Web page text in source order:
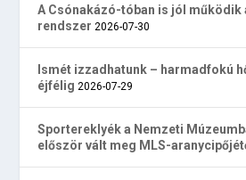
A Csónakázó-tóban is jól működik
rendszer 2026-07-30
Ismét izzadhatunk – harmadfokú
éjfélig 2026-07-29
Sportereklyék a Nemzeti
először vált meg MLS-